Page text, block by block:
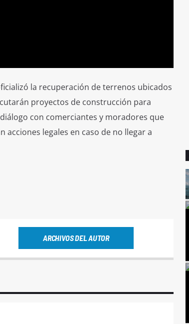
la recuperación de terrenos ubicados
proyectos de construcción para
con comerciantes y moradores que
legales en caso de no llegar a
ARCHIVOS DEL AUTOR